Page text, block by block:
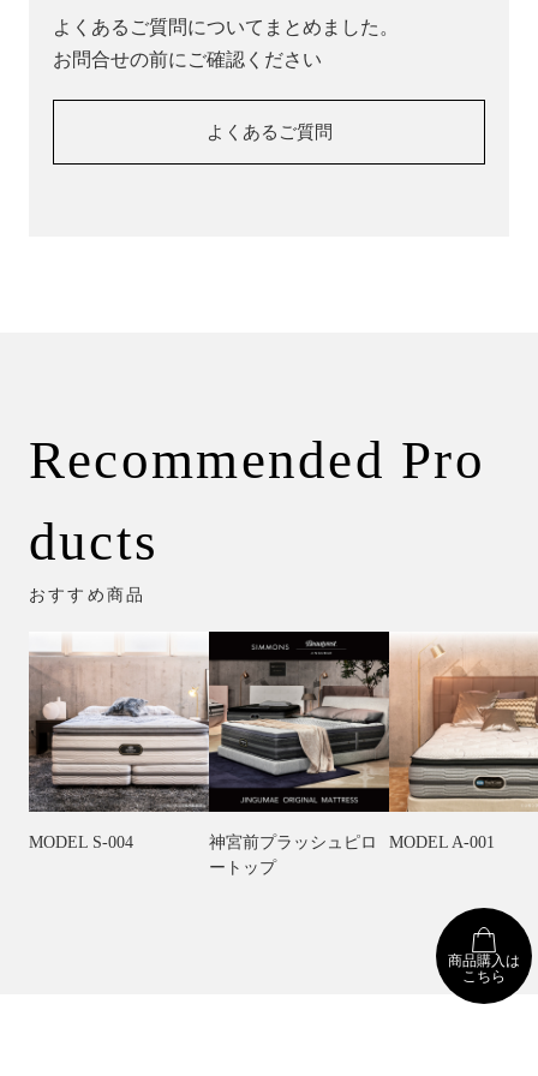
商品購入は
こちら
よくあるご質問についてまとめました。
お問合せの前にご確認ください
よくあるご質問
Recommended Pro
ducts
おすすめ商品
MODEL S-004
神宮前プラッシュピロ
ートップ
MODEL A-001